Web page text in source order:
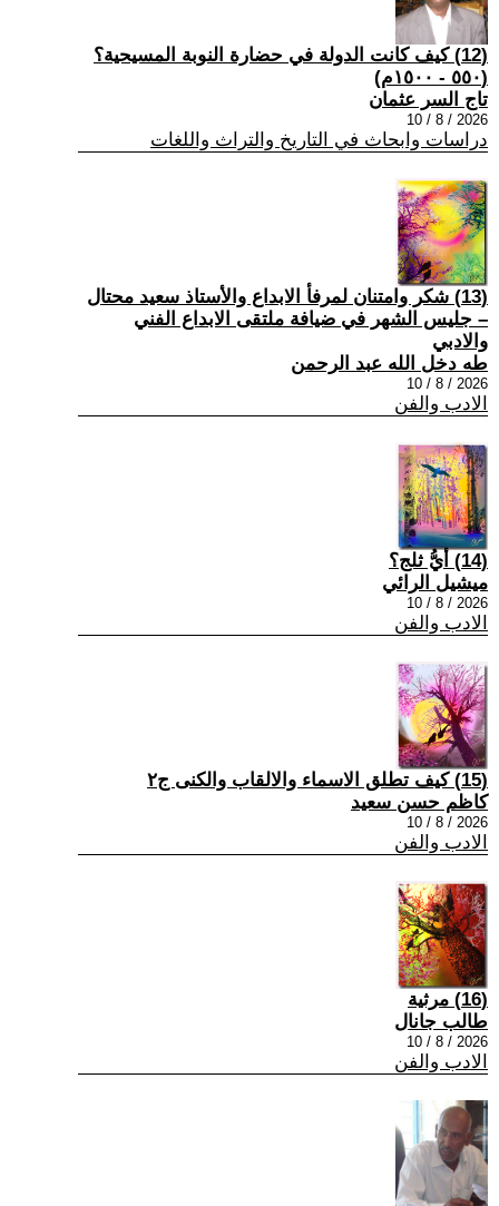
(12) كيف كانت الدولة في حضارة النوبة المسيحية؟
(٥٥٠ - ١٥٠٠م)
تاج السر عثمان
2026 / 8 / 10
دراسات وابحاث في التاريخ والتراث واللغات
(13) شكر وامتنان لمرفأ الابداع والأستاذ سعيد محتال
– جليس الشهر في ضيافة ملتقى الابداع الفني
والادبي
طه دخل الله عبد الرحمن
2026 / 8 / 10
الادب والفن
(14) أيُّ ثلج؟
ميشيل الرائي
2026 / 8 / 10
الادب والفن
(15) كيف تطلق الاسماء والالقاب والكنى ج٢
كاظم حسن سعيد
2026 / 8 / 10
الادب والفن
(16) مرثية
طالب جانال
2026 / 8 / 10
الادب والفن